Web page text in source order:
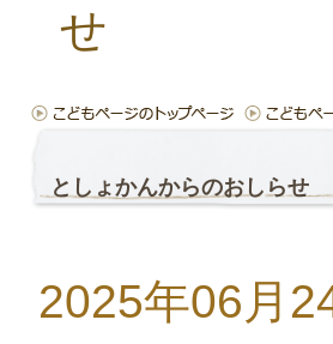
せ
としょかんからのおしらせ
2025年06月